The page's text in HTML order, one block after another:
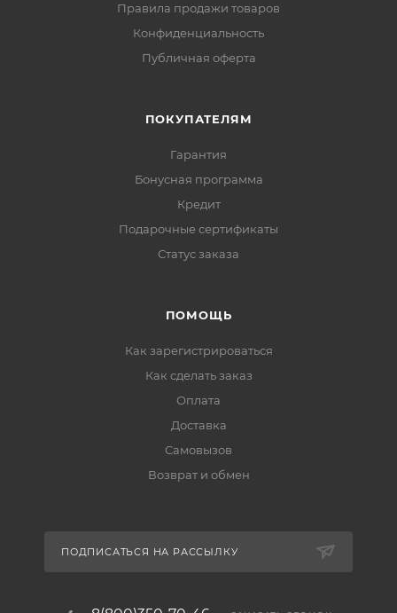
Правила продажи товаров
Конфиденциальность
Публичная оферта
ПОКУПАТЕЛЯМ
Гарантия
Бонусная программа
Кредит
Подарочные сертификаты
Статус заказа
ПОМОЩЬ
Как зарегистрироваться
Как сделать заказ
Оплата
Доставка
Самовызов
Возврат и обмен
ПОДПИСАТЬСЯ НА РАССЫЛКУ